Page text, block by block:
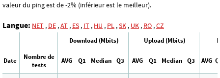
valeur du ping est de -2% (inférieur est le meilleur).
Langue: NET , DE ,AT , ES , IT , HU , PL ,SK , UK , RO ,CZ
Download (Mbits) Upload (Mbits)
Date
Nombre de
tests
AVG Q1 Median Q3 AVG Q1 Median Q3 AVG